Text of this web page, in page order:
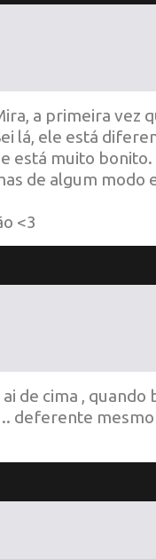
a primeira vez
lá, ele está
está muito
de algum modo
<3
de cima , quando
deferente